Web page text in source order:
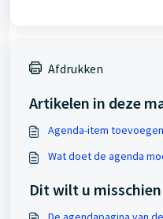
Afdrukken
Artikelen in deze
Agenda-item
Wat doet de agenda
Dit wilt u